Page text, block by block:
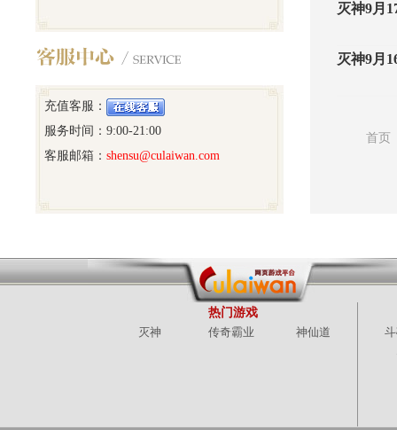
充值客服：
服务时间：9:00-21:00
客服邮箱： shensu@culaiwan.com
灭神9月
灭神9月
首页
热门游戏
灭神
传奇霸业 神仙道